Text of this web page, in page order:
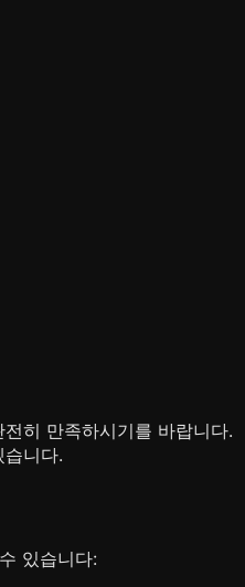
히 만족하시기를 바랍니다.
니다.
있습니다: